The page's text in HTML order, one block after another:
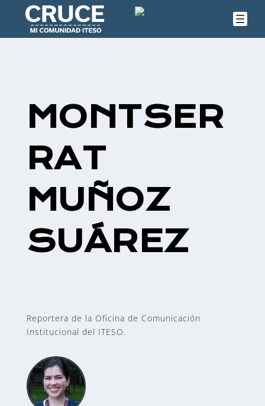
MONTSER
RAT
MUÑOZ
SUÁREZ
Reportera de la Oficina de Comunicación
Institucional del ITESO.